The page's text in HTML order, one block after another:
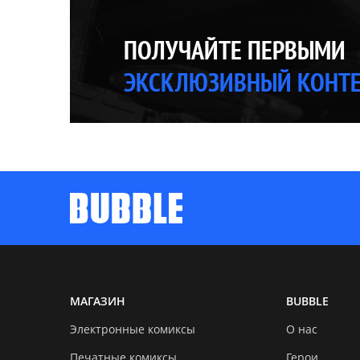
ПОЛУЧАЙТЕ ПЕРВЫМИ
ЭКСКЛЮЗИВНЫЙ
МАГАЗИН
Электронные комиксы
Печатные комиксы
BUBBLE
О нас
Герои